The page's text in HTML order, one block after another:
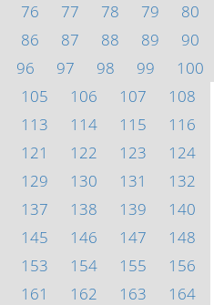
76 77 78 79
80
86 87 88 89
90
96 97 98 99
100
105 106 107
108
113 114 115
116
121 122 123
124
129 130 131
132
137 138 139
140
145 146 147
148
153 154 155
156
161 162 163
164